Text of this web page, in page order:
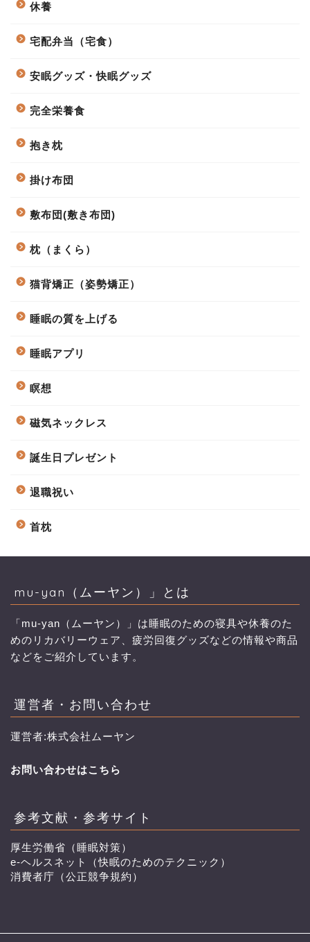
休養
宅配弁当（宅食）
安眠グッズ・快眠グッズ
完全栄養食
抱き枕
掛け布団
敷布団(敷き布団)
枕（まくら）
猫背矯正（姿勢矯正）
睡眠の質を上げる
睡眠アプリ
瞑想
磁気ネックレス
誕生日プレゼント
退職祝い
首枕
mu-yan（ムーヤン）」とは
「mu-yan（ムーヤン）」は睡眠のための寝具や休養のた
めのリカバリーウェア、疲労回復グッズなどの情報や商品
などをご紹介しています。
運営者・お問い合わせ
運営者:株式会社ムーヤン
お問い合わせはこちら
参考文献・参考サイト
厚生労働省（睡眠対策）
e-ヘルスネット（快眠のためのテクニック）
消費者庁（公正競争規約）